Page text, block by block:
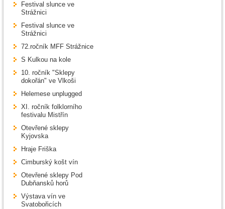
Festival slunce ve
Strážnici
Festival slunce ve
Strážnici
72.ročník MFF Strážnice
S Kulkou na kole
10. ročník "Sklepy
dokořán" ve Vlkoši
Helemese unplugged
XI. ročník folklorního
festivalu Mistřín
Otevřené sklepy
Kyjovska
Hraje Friška
Cimburský košt vín
Otevřené sklepy Pod
Dubňansků horů
Výstava vín ve
Svatobořicích